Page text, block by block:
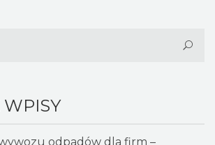
WPISY
odpadów dla firm –